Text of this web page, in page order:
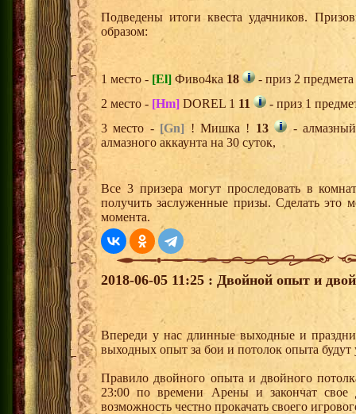
Подведены итоги квеста удачников.
образом:
1 место - [El] Фиво4ка 18
- приз 2
2 место - [Hm] DOREL 1 11
- приз 1
3 место - [Gn] ! Мишка ! 13
-
алмазного аккаунта на 30 суток,
Все 3 призера могут проследовать в
получить заслуженные призы. Сделать это
момента.
2018-06-05 11:25 : Двойной опыт и
Впереди у нас длинные выходные и
выходных опыт за бои и потолок опыта будут
Правило двойного опыта и двойного
23:00 по времени Арены и закончат
возможность честно прокачать своего